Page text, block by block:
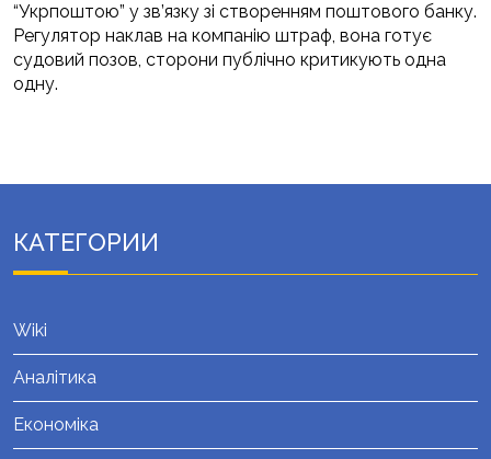
“Укрпоштою” у зв’язку зі створенням поштового банку.
Регулятор наклав на компанію штраф, вона готує
судовий позов, сторони публічно критикують одна
одну.
КАТЕГОРИИ
Wiki
Аналітика
Економіка